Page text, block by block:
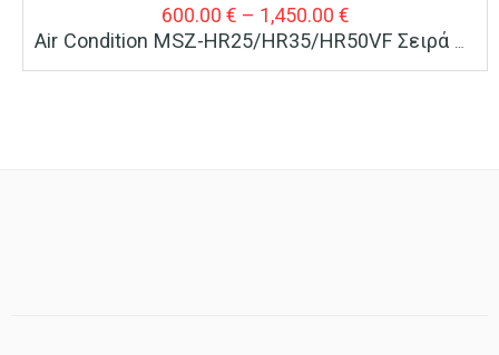
600.00 € – 1,450.00 €Price
range: